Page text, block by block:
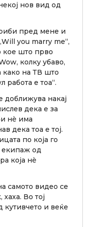
нов вид од
пред мене и
you marry me“,
кое што прво
колку убаво,
како на ТВ што
работа е тоа“.
накај
дека е за
нè има
дека тоа е тој.
по која го
екипаж од
која нè
самото видео се
Во тој
кутивчето и веќе